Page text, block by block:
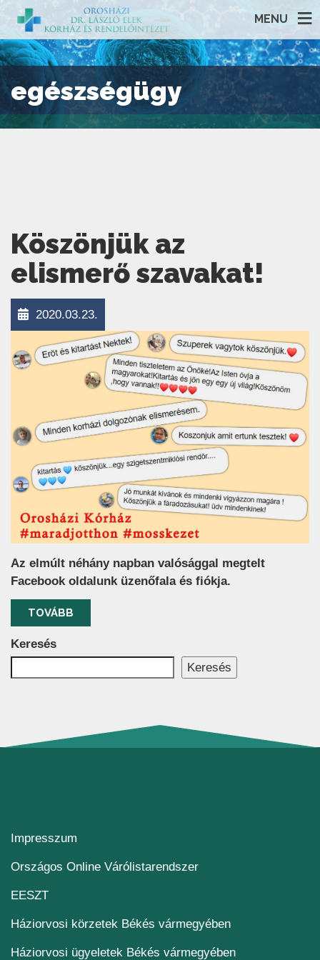
MENU
egészségügy
Köszönjük az
elismerő szavakat!
2020.03.23.
Az elmúlt néhány napban valósággal megtelt
Facebook oldalunk üzenőfala és fiókja.
TOVÁBB
Keresés
Keresés
Impresszum
Országos Online Várólistarendszer(új ablakban nyílik
EESZT(új ablakban nyílik meg)
Háziorvosi körzetek Békés vármegyében
Háziorvosi ügyeletek Békés vármegyében